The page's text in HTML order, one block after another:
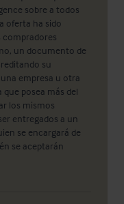
sobre a todos
oferta ha sido
compradores
un documento de
su
empresa u otra
posea más del
los mismos
entregados a un
se encargará de
se aceptarán